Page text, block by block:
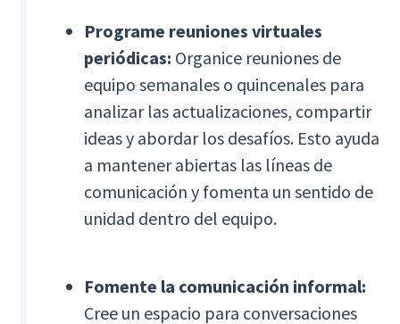
Programe reuniones virtuales
periódicas: Organice reuniones de
equipo semanales o quincenales para
analizar las actualizaciones, compartir
ideas y abordar los desafíos. Esto ayuda
a mantener abiertas las líneas de
comunicación y fomenta un sentido de
unidad dentro del equipo.
Fomente la comunicación informal:
Cree un espacio para conversaciones